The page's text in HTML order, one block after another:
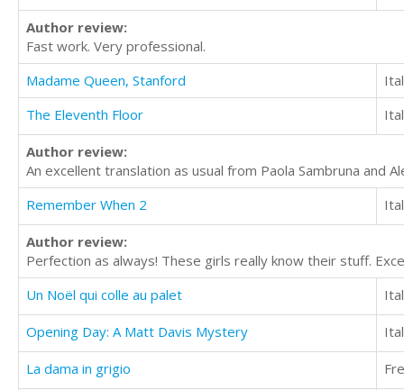
Author review:
Fast work. Very professional.
Madame Queen, Stanford
The Eleventh Floor
Author review:
An excellent translation as usual from Paola Sambruna and
Remember When 2
Author review:
Perfection as always! These girls really know their stuff.
Un Noël qui colle au palet
Opening Day: A Matt Davis Mystery
La dama in grigio